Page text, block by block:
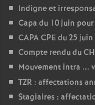
Indigne et
Capa du 10 juin pour
CAPA CPE du 25 juin
Compte rendu du
Mouvement intra ...
TZR : affectations
Stagiaires :